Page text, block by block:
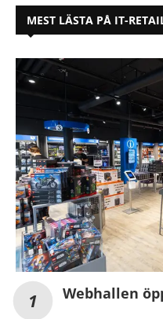
MEST LÄSTA PÅ IT-
Webhallen